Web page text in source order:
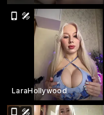
LaraHollywood